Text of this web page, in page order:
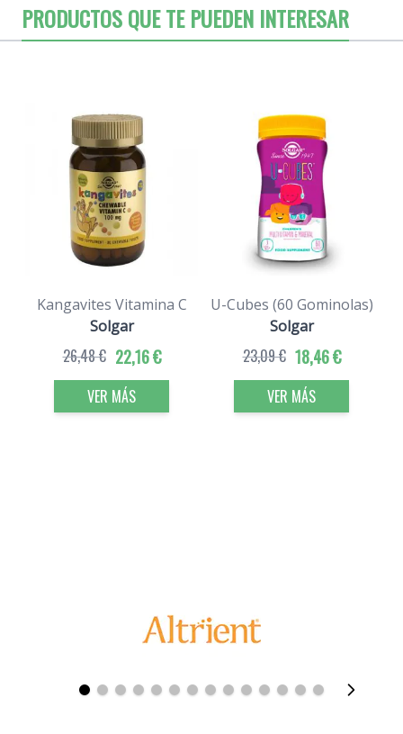
PRODUCTOS QUE TE PUEDEN INTERESAR
Kangavites Vitamina C
Solgar
22,16 €
26,48 €
VER MÁS
U-Cubes (60 Gominolas)
Solgar
18,46 €
23,09 €
VER MÁS